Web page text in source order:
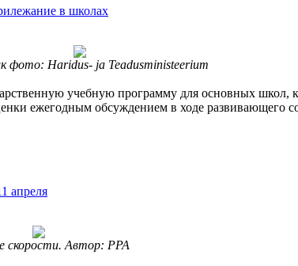
в школах
фото: Haridus- ja Teadusministeerium
учебную программу для основных школ,
ежегодным обсуждением в ходе развивающего
апреля
скорости. Автор: PPA